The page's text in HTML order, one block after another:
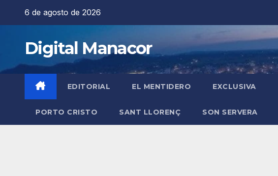
6 de agosto de 2026
Digital Manacor
EDITORIAL EL MENTIDERO EXCLUSIVA
PORTO CRISTO SANT LLORENÇ SON SERVERA